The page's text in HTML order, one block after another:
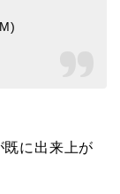
に出来上が